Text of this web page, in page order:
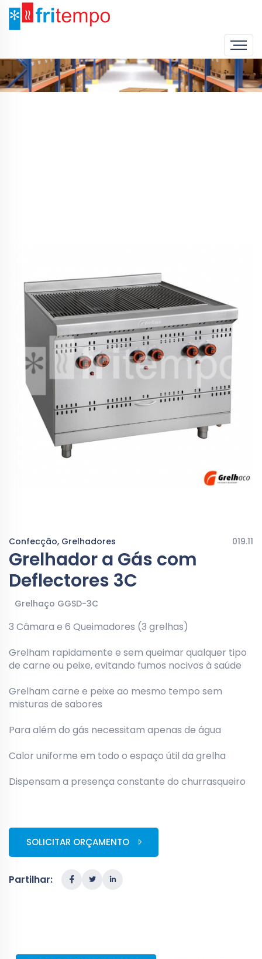
Confecção, Grelhadores 019.11
Grelhador a Gás com
Deflectores 3C
Grelhaço GGSD-3C
3 Câmara e 6 Queimadores (3 grelhas)
Grelham rapidamente e sem queimar qualquer tipo
de carne ou peixe, evitando fumos nocivos à saúde
Grelham carne e peixe ao mesmo tempo sem
misturas de sabores
Para além do gás necessitam apenas de água
Calor uniforme em todo o espaço útil da grelha
Dispensam a presença constante do churrasqueiro
SOLICITAR ORÇAMENTO
Partilhar: